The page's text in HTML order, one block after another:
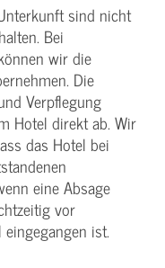
sind nicht
Bei
wir die
Die
Verpflegung
Hotel direkt ab. Wir
das Hotel bei
eine Absage
vor
ist.